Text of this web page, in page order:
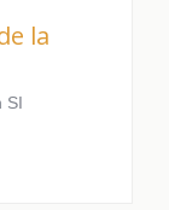
la
SI